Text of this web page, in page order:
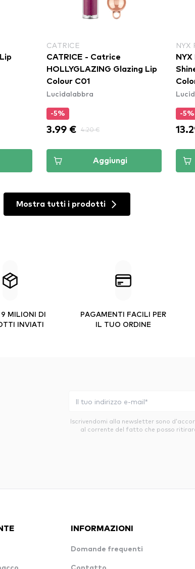
CATRICE
CATRICE - Catrice
HOLLYGLAZING Glazing Lip
Colour C01
Lucidalabbra
-5%
3.99 € 4.20 €
Aggiungi
NYX
-5%
Mostra tutti i prodotti
MILIONI DI
INVIATI
PAGAMENTI FACILI PER
IL TUO ORDINE
Iscrivendomi alla newsletter sono
al corrente del fatto che posso
INFORMAZIONI
Domande frequenti